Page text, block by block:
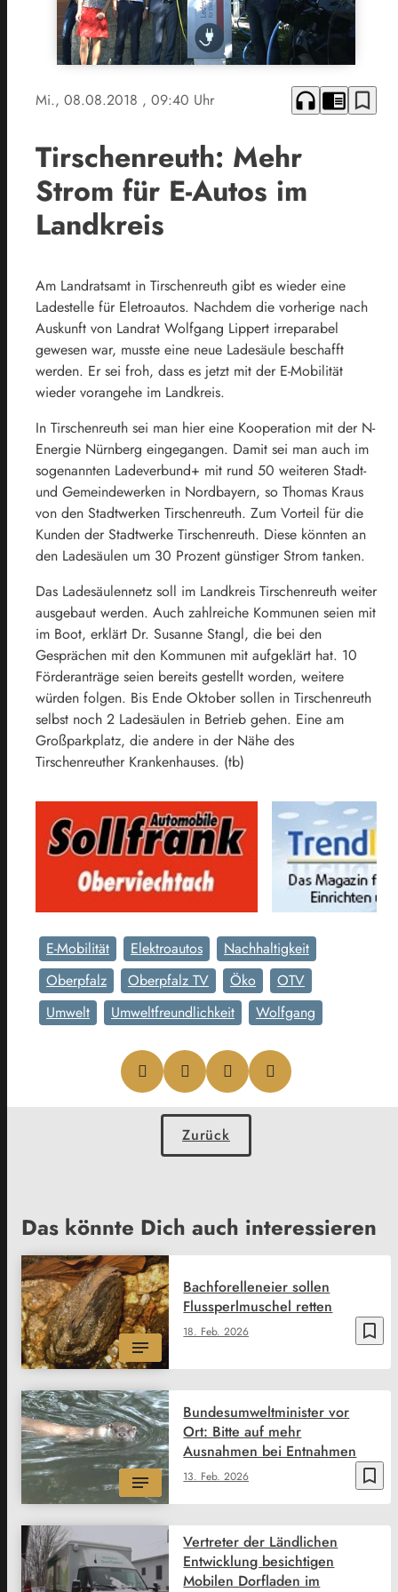
Mi., 08.08.2018 , 09:40 Uhr headphones chrome_reader_mode bookmark_border
Tirschenreuth: Mehr
Strom für E-Autos im
Landkreis
Am Landratsamt in Tirschenreuth gibt es wieder eine
Ladestelle für Eletroautos. Nachdem die vorherige nach
Auskunft von Landrat Wolfgang Lippert irreparabel
gewesen war, musste eine neue Ladesäule beschafft
werden. Er sei froh, dass es jetzt mit der E-Mobilität
wieder vorangehe im Landkreis.
In Tirschenreuth sei man hier eine Kooperation mit der N-
Energie Nürnberg eingegangen. Damit sei man auch im
sogenannten Ladeverbund+ mit rund 50 weiteren Stadt-
und Gemeindewerken in Nordbayern, so Thomas Kraus
von den Stadtwerken Tirschenreuth. Zum Vorteil für die
Kunden der Stadtwerke Tirschenreuth. Diese könnten an
den Ladesäulen um 30 Prozent günstiger Strom tanken.
Das Ladesäulennetz soll im Landkreis Tirschenreuth weiter
ausgebaut werden. Auch zahlreiche Kommunen seien mit
im Boot, erklärt Dr. Susanne Stangl, die bei den
Gesprächen mit den Kommunen mit aufgeklärt hat. 10
Förderanträge seien bereits gestellt worden, weitere
würden folgen. Bis Ende Oktober sollen in Tirschenreuth
selbst noch 2 Ladesäulen in Betrieb gehen. Eine am
Großparkplatz, die andere in der Nähe des
Tirschenreuther Krankenhauses. (tb)
E-Mobilität Elektroautos
Nachhaltigkeit
Oberpfalz
Oberpfalz TV Öko
OTV
Umwelt
Umweltfreundlichkeit Wolfgang
Zurück
Das könnte Dich auch interessieren
bookmark_border
18. Feb. 2026
Bachforelleneier sollen
Flussperlmuschel retten
bookmark_border
13. Feb. 2026
Bundesumweltminister vor
Ort: Bitte auf mehr
Ausnahmen bei Entnahmen
Vertreter der Ländlichen
Entwicklung besichtigen
Mobilen Dorfladen im